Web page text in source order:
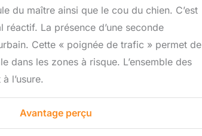
du maître ainsi que le cou du chien. C’est
La présence d’une seconde
Cette « poignée de trafic » permet de
dans les zones à risque. L’ensemble des
l’usure.
Avantage perçu